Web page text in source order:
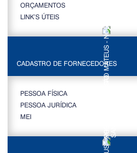
ORÇAMENTOS
LINK’S ÚTEIS
CADASTRO DE FORNECEDORES
PESSOA FÍSICA
PESSOA JURÍDICA
MEI